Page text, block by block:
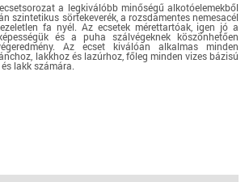
segédeszköz
Autó
Ingatlan
az oldalunkra INGYEN itt ››
a legkiválóbb minőségű alkotóelemekből
szintetikus sörtekeverék, a rozsdamentes nemesacél
fa nyél. Az ecsetek mérettartóak, igen jó a
és a puha szálvégeknek köszönhetően
Az ecset kiválóan alkalmas minden
lakkhoz és lazúrhoz, főleg minden vizes bázisú
lakk számára.